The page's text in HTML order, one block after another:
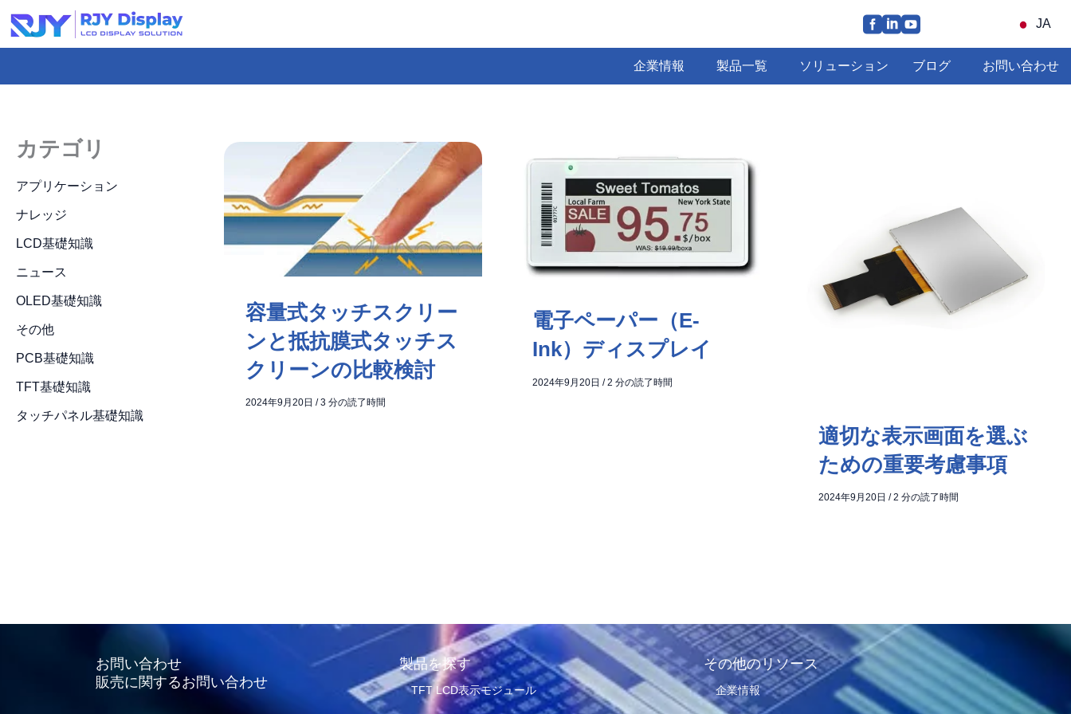
Skip
to
-
JA
企業情報 製品一覧 ソリューション ブログ お問い合わせ
カテゴリ
アプリケーション
ナレッジ
LCD基礎知識
ニュース
OLED基礎知識
その他
PCB基礎知識
TFT基礎知識
タッチパネル基礎知識
容量式タッチスクリー
ンと抵抗膜式タッチス
クリーンの比較検討
2024年9月20日 /3 分の読了時間
電子ペーパー（E-
Ink）ディスプレイ
2024年9月20日 /2 分の読了時間
適切な表示画面を選ぶ
ための重要考慮事項
2024年9月20日/2 分の読了時間
お問い合わせ
販売に関するお問い合わせ
製品を探す
TFT LCD表示モジュール
その他のリソース
企業情報